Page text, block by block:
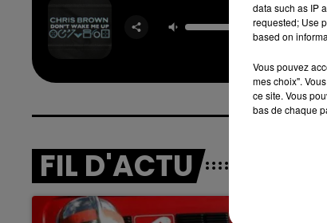
FIL D'ACTU
data such as IP
requested; Use
based on
Vous pouvez
mes choix".
ce site. Vous
bas de chaque